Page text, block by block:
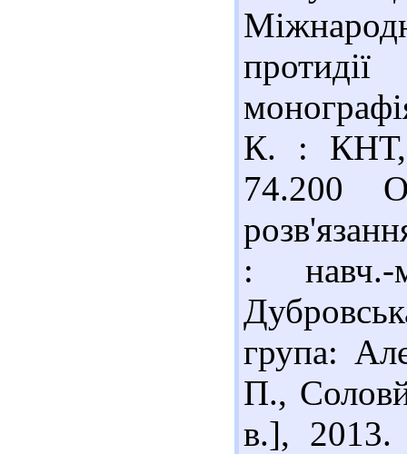
К. : КНТ,
74.200
: навч.-
група:
П.,
в.],